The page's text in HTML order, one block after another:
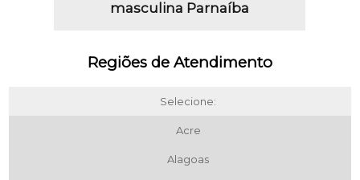
masculina Parnaíba
Regiões de Atendimento
Selecione:
Acre
Alagoas